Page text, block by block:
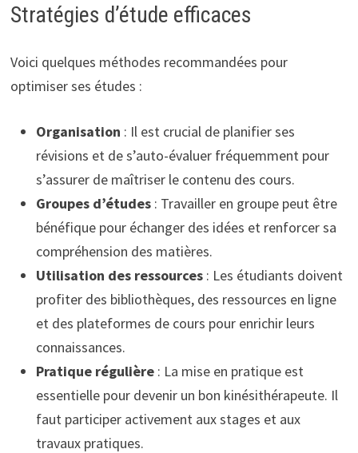
Stratégies d’étude efficaces
Voici quelques méthodes recommandées pour
optimiser ses études :
Organisation : Il est crucial de planifier ses
révisions et de s’auto-évaluer fréquemment pour
s’assurer de maîtriser le contenu des cours.
Groupes d’études: Travailler en groupe peut être
bénéfique pour échanger des idées et renforcer sa
compréhension des matières.
Utilisation des ressources: Les étudiants doivent
profiter des bibliothèques, des ressources en ligne
et des plateformes de cours pour enrichir leurs
connaissances.
Pratique régulière: La mise en pratique est
essentielle pour devenir un bon kinésithérapeute. Il
faut participer activement aux stages et aux
travaux pratiques.